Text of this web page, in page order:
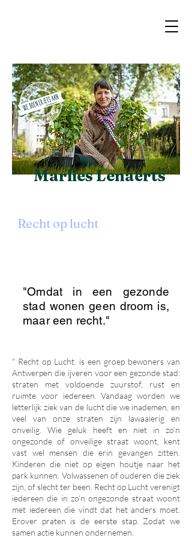
Marlies Lenaerts
Recht op lucht
"Omdat in een gezonde
stad wonen geen droom is,
maar een recht."
" Recht op Lucht. is een groep bewoners van
Antwerpen die ijveren voor een gezonde stad:
straten met voldoende zuurstof, rust en
ruimte voor iedereen. Vandaag worden we
letterlijk ziek van de lucht die we inademen, en
veel van onze straten zijn lawaaierig en
onveilig. Wie geluk heeft en niet in zo’n
ongezonde of onveilige straat woont, kent
vast wel mensen die erin gevangen zitten.
Kinderen die niet op eigen houtje naar het
park kunnen. Volwassenen of ouderen die ziek
zijn, of slecht ter been. Recht op Lucht verenigt
iedereen die in zo’n ongezonde straat woont
met iedereen die vindt dat het anders moet.
Erover praten is de eerste stap. Zodat we
samen actie kunnen ondernemen.